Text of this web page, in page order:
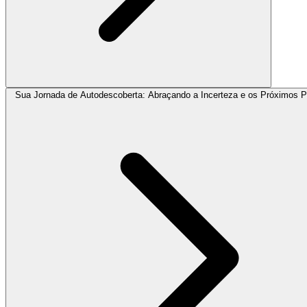
Sua Jornada de Autodescoberta: Abraçando a Incerteza e os Próximos